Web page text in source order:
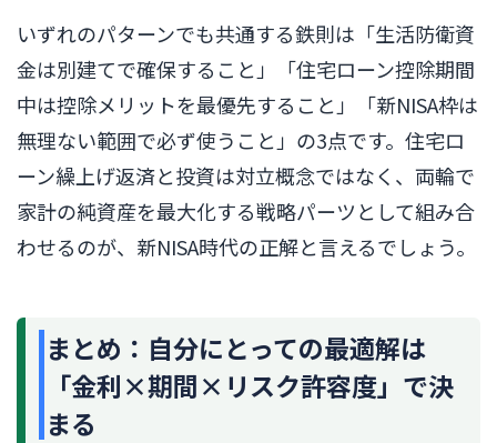
いずれのパターンでも共通する鉄則は「生活防衛資
金は別建てで確保すること」「住宅ローン控除期間
中は控除メリットを最優先すること」「新NISA枠は
無理ない範囲で必ず使うこと」の3点です。住宅ロ
ーン繰上げ返済と投資は対立概念ではなく、両輪で
家計の純資産を最大化する戦略パーツとして組み合
わせるのが、新NISA時代の正解と言えるでしょう。
まとめ：自分にとっての最適解は
「金利×期間×リスク許容度」で決
まる